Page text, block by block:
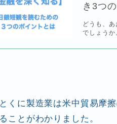
き3つ
どうも、
でしょう
くに製造業は米中貿易摩
ことがわかりました。